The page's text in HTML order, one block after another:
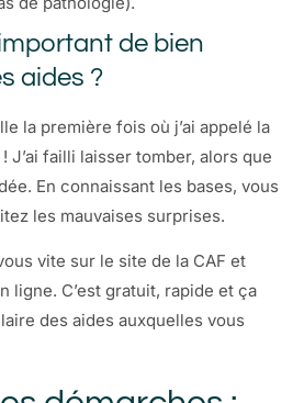
de bien
aides ?
la première fois où j’ai appelé la
J’ai failli laisser tomber, alors que
En connaissant les bases, vous
les mauvaises surprises.
vite sur le site de la CAF et
ligne. C’est gratuit, rapide et ça
des aides auxquelles vous